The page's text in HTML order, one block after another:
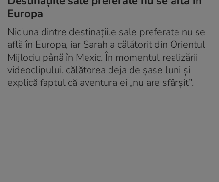
Europa
Niciuna dintre destinațiile sale preferate nu se
află în Europa, iar Sarah a călătorit din Orientul
Mijlociu până în Mexic. În momentul realizării
videoclipului, călătorea deja de șase luni și
explică faptul că aventura ei „nu are sfârșit”.